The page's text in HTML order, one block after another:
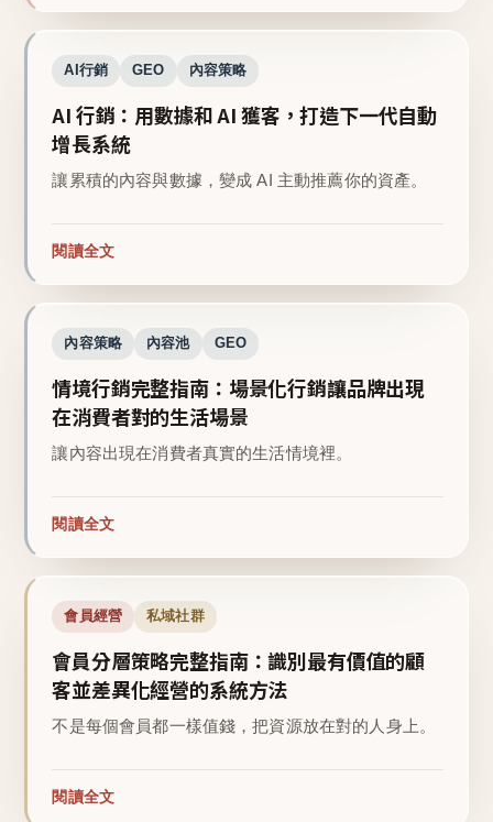
AI行銷 GEO 內容策略
AI 行銷：用數據和 AI 獲客，打造下一代自動
增長系統
讓累積的內容與數據，變成 AI 主動推薦你的資產。
閱讀全文
內容策略 內容池 GEO
情境行銷完整指南：場景化行銷讓品牌出現
在消費者對的生活場景
讓內容出現在消費者真實的生活情境裡。
閱讀全文
會員經營 私域社群
會員分層策略完整指南：識別最有價值的顧
客並差異化經營的系統方法
不是每個會員都一樣值錢，把資源放在對的人身上。
閱讀全文